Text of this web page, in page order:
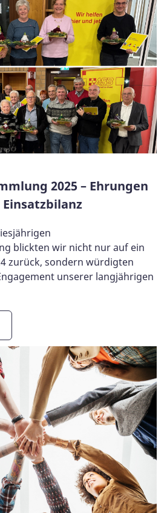
2025 – Ehrungen
blickten wir nicht nur auf ein
zurück, sondern würdigten
unserer langjährigen